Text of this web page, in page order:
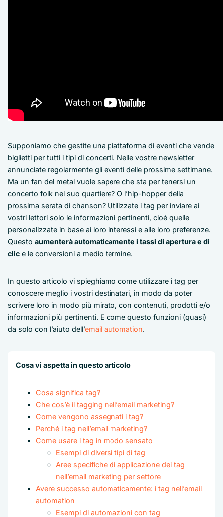
Supponiamo che gestite una piattaforma di eventi che vende
biglietti per tutti i tipi di concerti. Nelle vostre newsletter
annunciate regolarmente gli eventi delle prossime settimane.
Ma un fan del metal vuole sapere che sta per tenersi un
concerto folk nel suo quartiere? O l’hip-hopper della
prossima serata di chanson? Utilizzate i tag per inviare ai
vostri lettori solo le informazioni pertinenti, cioè quelle
personalizzate in base ai loro interessi e alle loro preferenze.
Questo aumenterà automaticamente i tassi di apertura e di
clic e le conversioni a medio termine.
In questo articolo vi spieghiamo come utilizzare i tag per
conoscere meglio i vostri destinatari, in modo da poter
scrivere loro in modo più mirato, con contenuti, prodotti e/o
informazioni più pertinenti. E come questo funzioni (quasi)
da solo con l’aiuto dell’email automation.
Cosa vi aspetta in questo articolo
Cosa significa tag?
Che cos’è il tagging nell’email marketing?
Come vengono assegnati i tag?
Perché i tag nell’email marketing?
Come usare i tag in modo sensato
Esempi di diversi tipi di tag
Aree specifiche di applicazione dei tag
nell’email marketing per settore
Avere successo automaticamente: i tag nell’email
automation
Esempi di automazioni con tag